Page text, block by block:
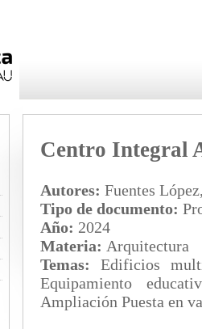
Centro Integral
Autores: Fuentes
Tipo de documento:
Año: 2024
Materia: Arquitectura
Temas:Edificios
Equipamiento
Ampliación Puesta en